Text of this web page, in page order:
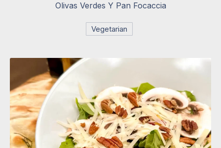
Olivas Verdes Y Pan Focaccia
Vegetarian